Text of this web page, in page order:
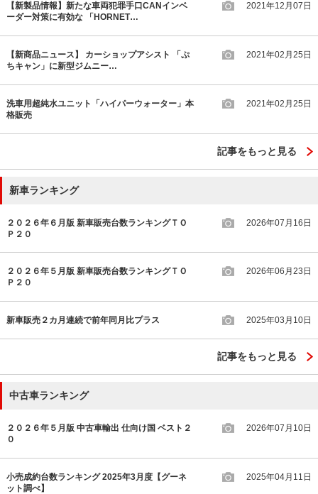
【新製品情報】新たな車両犯罪手口CANインベ
ーダー対策に有効な 「HORNET…
2021年12月07日
【新商品ニュース】 カーショップアシスト 「ぷ
ちキャン」に新型ジムニー…
2021年02月25日
洗車用超純水ユニット「ハイパーウォーター」本
格販売
2021年02月25日
記事をもっと見る
新車ランキング
２０２６年６月版 新車販売台数ランキングＴＯ
Ｐ２０
2026年07月16日
２０２６年５月版 新車販売台数ランキングＴＯ
Ｐ２０
2026年06月23日
新車販売２カ月連続で前年同月比プラス 2025年03月10日
記事をもっと見る
中古車ランキング
２０２６年５月版 中古車輸出 仕向け国 ベスト２
０
2026年07月10日
小売成約台数ランキング 2025年3月度【グーネ
ット調べ】
2025年04月11日